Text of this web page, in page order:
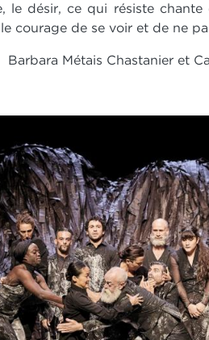
le désir, ce qui résiste
courage de se voir et de ne
Barbara Métais Chastanier et